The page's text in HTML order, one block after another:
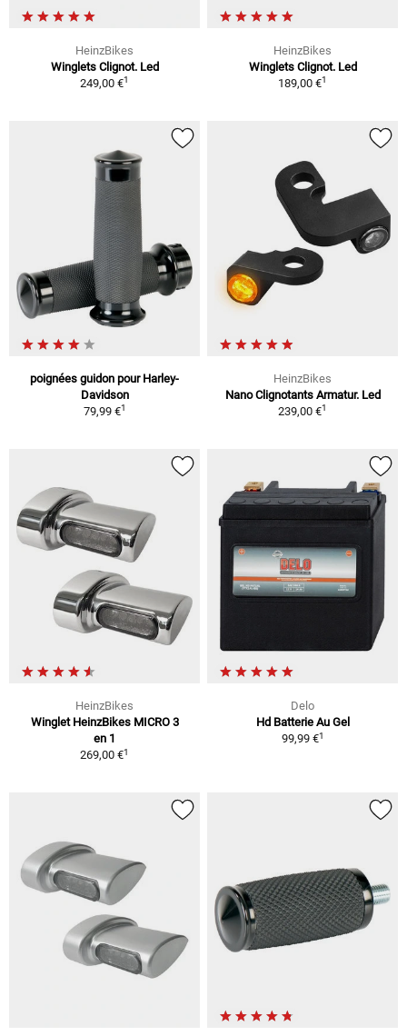
HeinzBikes
Winglets Clignot. Led
249,00 €1
HeinzBikes
Winglets Clignot. Led
189,00 €1
poignées guidon pour Harley-
Davidson
79,99 €1
HeinzBikes
Nano Clignotants Armatur. Led
239,00 €1
HeinzBikes
Winglet HeinzBikes MICRO 3
en 1
269,00 €1
Delo
Hd Batterie Au Gel
99,99 €1